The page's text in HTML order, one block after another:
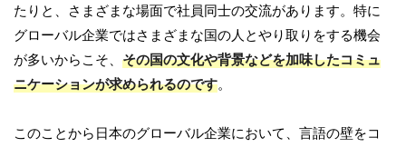
たりと、さまざまな場面で社員同士の交流があります。特に
グローバル企業ではさまざまな国の人とやり取りをする機会
が多いからこそ、 その国の文化や背景などを加味したコミュ
ニケーションが求められるのです。
このことから日本のグローバル企業において、言語の壁をコ